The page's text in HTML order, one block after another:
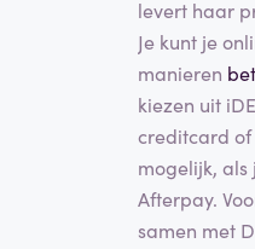
levert haar
Je kunt je
manieren
kiezen uit
creditcard of
mogelijk,
Afterpay.
samen met